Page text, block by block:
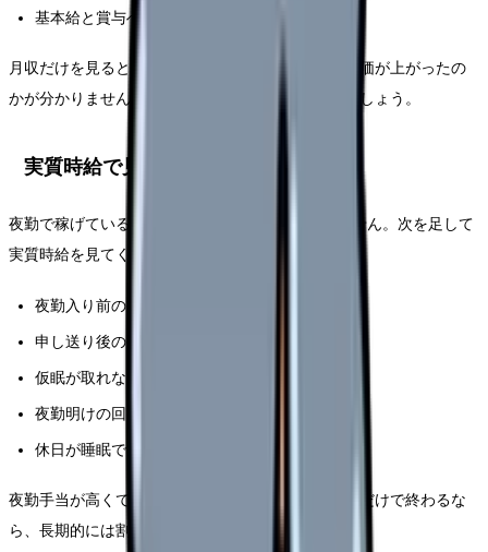
基本給と賞与への反映
月収だけを見ると、夜勤回数で増えているのか、単価が上がったの
かが分かりません。前年同月の夜勤回数と比較しましょう。
実質時給で見る
夜勤で稼げているかは、1回単価だけでは分かりません。次を足して
実質時給を見てください。
夜勤入り前の準備時間
申し送り後の残業
仮眠が取れない時間
夜勤明けの回復に必要な時間
休日が睡眠で消える負担
夜勤手当が高くても、明け残業が多く、休みが回復だけで終わるな
ら、長期的には割に合わないことがあります。